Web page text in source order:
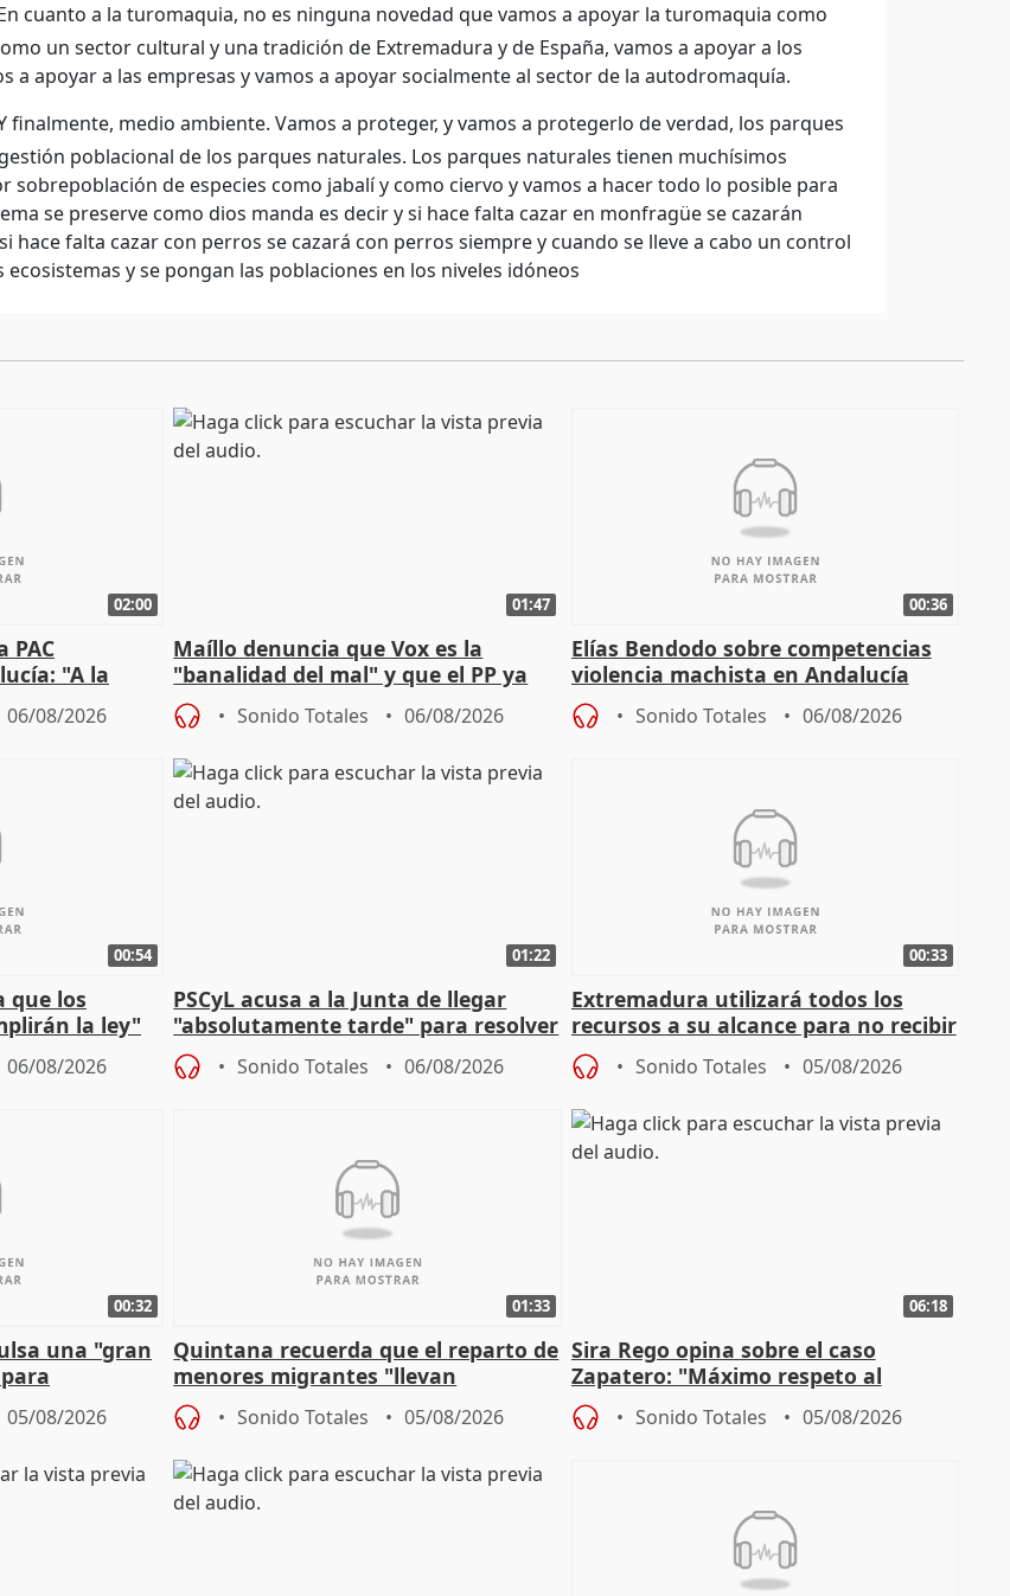
cuanto a la turomaquia, no es ninguna novedad que vamos a apoyar la turomaquia como
un sector cultural y una tradición de Extremadura y de España, vamos a apoyar a los
a apoyar a las empresas y vamos a apoyar socialmente al sector de la autodromaquía.
finalmente, medio ambiente. Vamos a proteger, y vamos a protegerlo de verdad, los parques
poblacional de los parques naturales. Los parques naturales tienen muchísimos
sobrepoblación de especies como jabalí y como ciervo y vamos a hacer todo lo posible para
se preserve como dios manda es decir y si hace falta cazar en monfragüe se cazarán
hace falta cazar con perros se cazará con perros siempre y cuando se lleve a cabo un control
ecosistemas y se pongan las poblaciones en los niveles idóneos
02:00
PAC
"A la
06/08/2026
01:47
Maíllo denuncia que Vox es la
"banalidad del mal" y que el PP ya
asume todas sus tesis
Sonido Totales 06/08/2026
00:36
Elías Bendodo sobre competencias
violencia machista en Andalucía
Sonido Totales 06/08/2026
00:54
que los
la ley"
06/08/2026
01:22
PSCyL acusa a la Junta de llegar
"absolutamente tarde" para resolver
problemas como Newcastle
Sonido Totales 06/08/2026
00:33
Extremadura utilizará todos los
recursos a su alcance para no recibir
más menores migrantes
Sonido Totales 05/08/2026
00:32
una "gran
05/08/2026
01:33
Quintana recuerda que el reparto de
menores migrantes "llevan
aportación del Gobierno" central
Sonido Totales 05/08/2026
06:18
Sira Rego opina sobre el caso
Zapatero: "Máximo respeto al
proceso judicial"
Sonido Totales 05/08/2026